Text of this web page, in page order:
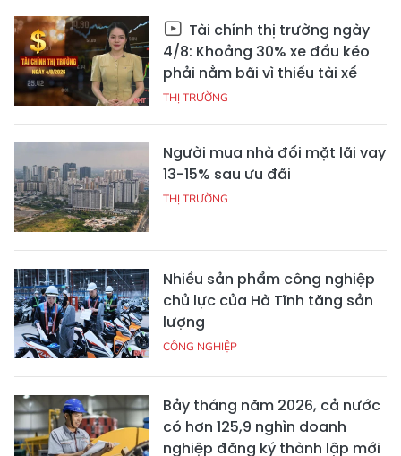
Tài chính thị trường ngày
4/8: Khoảng 30% xe đầu kéo
phải nằm bãi vì thiếu tài xế
THỊ TRƯỜNG
Người mua nhà đối mặt lãi vay
13-15% sau ưu đãi
THỊ TRƯỜNG
Nhiều sản phẩm công nghiệp
chủ lực của Hà Tĩnh tăng sản
lượng
CÔNG NGHIỆP
Bảy tháng năm 2026, cả nước
có hơn 125,9 nghìn doanh
nghiệp đăng ký thành lập mới